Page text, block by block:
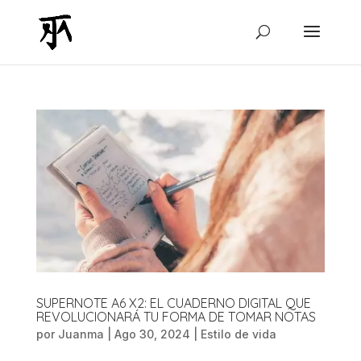
SUPERNOTE A6 X2: EL CUADERNO DIGITAL QUE
REVOLUCIONARÁ TU FORMA DE TOMAR NOTAS
por Juanma Ago 30, 2024 Estilo de vida